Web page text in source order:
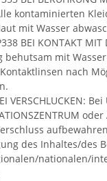
kontaminierten
mit Wasser
BEI KONTAKT
behutsam mit
nach
VERSCHLUCKEN:
des Inhaltes/des
nationalen/